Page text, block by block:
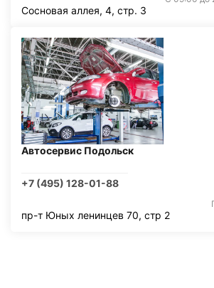
Сосновая аллея, 4, стр. 3
Автосервис Подольск
+7 (495) 128-01-88
пр-т Юных ленинцев 70, стр 2